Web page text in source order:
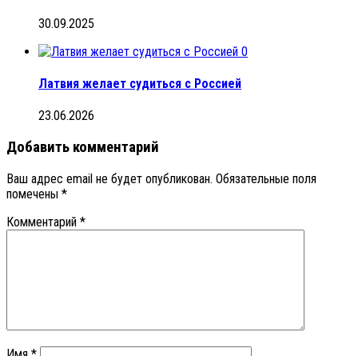
30.09.2025
0
Латвия желает судиться с Россией
23.06.2026
Добавить комментарий
Ваш адрес email не будет опубликован. Обязательные поля
помечены *
Комментарий *